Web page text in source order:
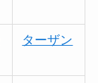
ターザン